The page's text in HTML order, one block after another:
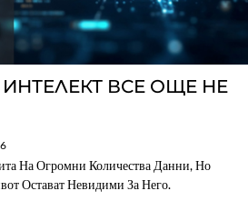
ВСЕ ОЩЕ НЕ
На Огромни Количества Данни, Но
Остават Невидими За Него.